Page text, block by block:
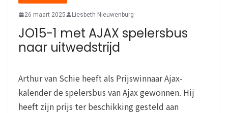
26 maart 2025 Liesbeth Nieuwenburg
JO15-1 met AJAX spelersbus
naar uitwedstrijd
Arthur van Schie heeft als Prijswinnaar Ajax-
kalender de spelersbus van Ajax gewonnen. Hij
heeft zijn prijs ter beschikking gesteld aan